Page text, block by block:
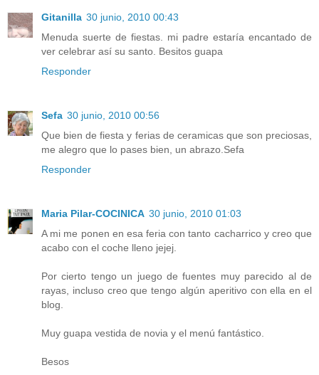
Gitanilla 30 junio, 2010 00:43
Menuda suerte de fiestas. mi padre estaría encantado de
ver celebrar así su santo. Besitos guapa
Responder
Sefa 30 junio, 2010 00:56
Que bien de fiesta y ferias de ceramicas que son preciosas,
me alegro que lo pases bien, un abrazo.Sefa
Responder
Maria Pilar-COCINICA 30 junio, 2010 01:03
A mi me ponen en esa feria con tanto cacharrico y creo que
acabo con el coche lleno jejej.
Por cierto tengo un juego de fuentes muy parecido al de
rayas, incluso creo que tengo algún aperitivo con ella en el
blog.
Muy guapa vestida de novia y el menú fantástico.
Besos